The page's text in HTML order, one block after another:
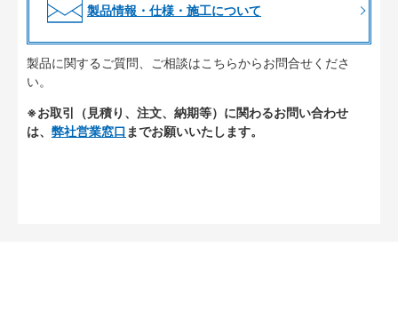
製品情報・仕様・施工について
製品に関するご質問、ご相談はこちらからお問合せくださ
い。
※お取引（見積り、注文、納期等）に関わるお問い合わせ
は、 弊社営業窓口 までお願いいたします。